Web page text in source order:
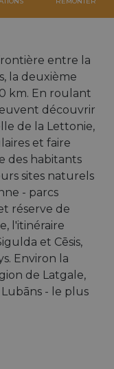
entre la
la deuxième
km. En roulant
découvrir
de la Lettonie,
et faire
des habitants
sites naturels
- parcs
réserve de
l'itinéraire
et Cēsis,
Environ la
de Latgale,
- le plus